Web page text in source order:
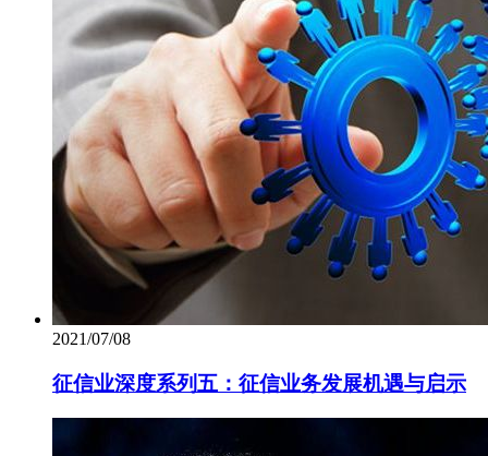
2021/07/08
征信业深度系列五：征信业务发展机遇与启示